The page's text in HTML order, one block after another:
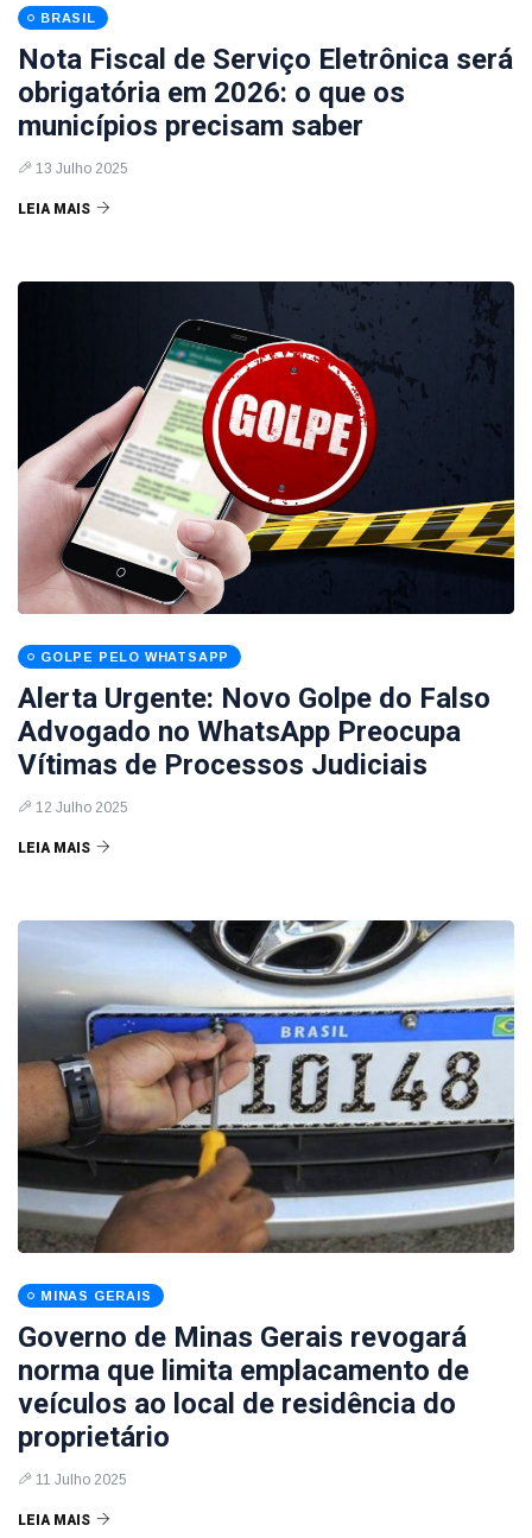
BRASIL
Nota Fiscal de Serviço Eletrônica será
obrigatória em 2026: o que os
municípios precisam saber
13 Julho 2025
LEIA MAIS
GOLPE PELO WHATSAPP
Alerta Urgente: Novo Golpe do Falso
Advogado no WhatsApp Preocupa
Vítimas de Processos Judiciais
12 Julho 2025
LEIA MAIS
MINAS GERAIS
Governo de Minas Gerais revogará
norma que limita emplacamento de
veículos ao local de residência do
proprietário
11 Julho 2025
LEIA MAIS